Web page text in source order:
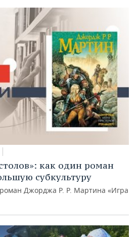
как один роман
субкультуру
Джорджа Р. Р. Мартина «Игра